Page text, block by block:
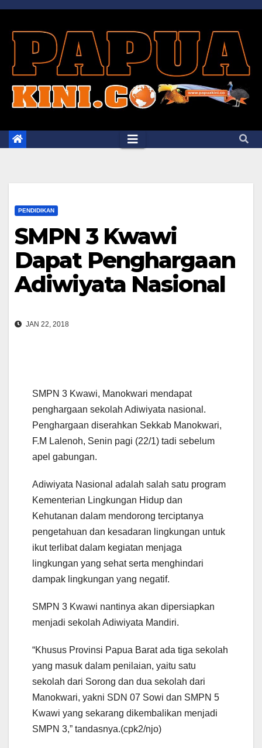
Skip
content
PENDIDIKAN
SMPN 3 Kwawi
Dapat Penghargaan
Adiwiyata Nasional
JAN 22, 2018
SMPN 3 Kwawi, Manokwari mendapat
penghargaan sekolah Adiwiyata nasional.
Penghargaan diserahkan Sekkab Manokwari,
F.M Lalenoh, Senin pagi (22/1) tadi sebelum
apel gabungan.
Adiwiyata Nasional adalah salah satu program
Kementerian Lingkungan Hidup dan
Kehutanan dalam mendorong terciptanya
pengetahuan dan kesadaran lingkungan untuk
ikut terlibat dalam kegiatan menjaga
lingkungan yang sehat serta menghindari
dampak lingkungan yang negatif.
SMPN 3 Kwawi nantinya akan dipersiapkan
menjadi sekolah Adiwiyata Mandiri.
“Khusus Provinsi Papua Barat ada tiga sekolah
yang masuk dalam penilaian, yaitu satu
sekolah dari Sorong dan dua sekolah dari
Manokwari, yakni SDN 07 Sowi dan SMPN 5
Kwawi yang sekarang dikembalikan menjadi
SMPN 3,” tandasnya.(cpk2/njo)